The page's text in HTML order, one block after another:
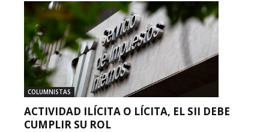
COLUMNISTAS
ACTIVIDAD ILÍCITA O LÍCITA, EL SII DEBE
CUMPLIR SU ROL